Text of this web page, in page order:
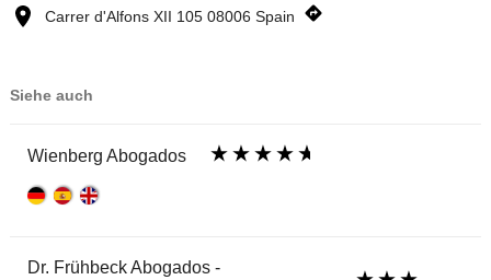
Carrer d'Alfons XII 105 08006 Spain
Siehe auch
Wienberg Abogados
Dr. Frühbeck Abogados -